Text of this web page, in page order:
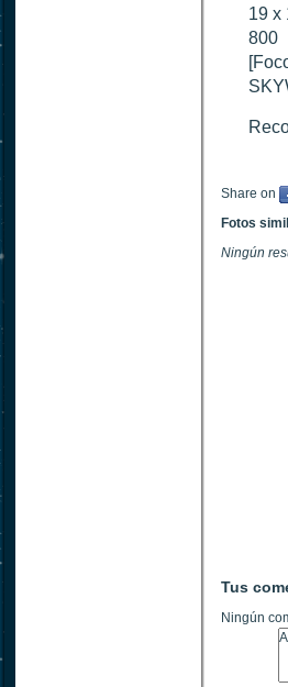
19 x
800
Share on
Fotos
Ningún
Tus
Ningún